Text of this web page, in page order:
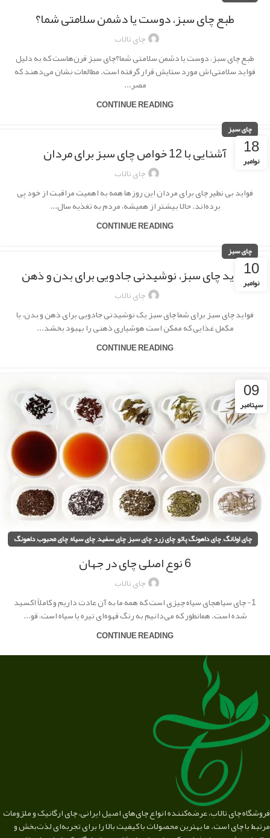
طبع چای سبز، دوست یا دشمن سلامتی شما؟
چای تالاب
طبع چای سبز، دوست یا دشمن سلامتی شما؟چای سبز قرن‌هاست که به دلیل
فواید سلامتی‌اش مورد ستایش قرار گرفته است. مطالعات نشان می‌دهند که
مصر...
CONTINUE READING
18
نوامبر
چای سبز
آشنایی با 12 خواص چای سبز برای مردان
چای تالاب
فواید بی نطیر چای برای مردان این روزها همه به اهمیت مراقبت از خود پی
برده‌اند. حالا بیشتر از همیشه، مردم به تغذیه سال...
CONTINUE READING
10
نوامبر
چای سبز
فواید چای سبز، نوشیدنی جادویی برای بدن و ذهن
چای تالاب
فواید چای سبز برای شما چای سبز یک نوشیدنی جادویی برای ذهن و بدن، یا
مکمل غذایی که ممکن است هوشیاری ذهنی را بهبود بخشد...
CONTINUE READING
09
سپتامبر
چای اولانگ,چای داهونگ پائو,چای زرد,چای سبز,چای سفید,چای سیاه,چای محبوب,داهونگ
6 نوع اصلی چای در جهان
چای تالاب
1- چای سیاهچای سیاه چیزی است که همه ما به آن عادت داریم و کاملاً اکسید
شده است. همانطور که می‌دانیم به رنگ قهوه‌ای تیره یا سیاه است، قو...
CONTINUE READING
فروشگاه چای تالاب، عرضه‌کننده انواع چای‌های اصیل ایرانی، چای ارگانیک و ملزومات
مرتبط با چای است. ما بهترین محصولات با کیفیت بالا را برای تجربه‌ای لذت‌بخش و